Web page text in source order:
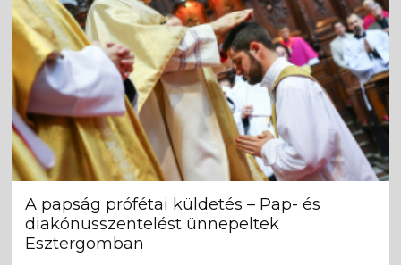
A papság prófétai küldetés – Pap- és
diakónusszentelést ünnepeltek
Esztergomban